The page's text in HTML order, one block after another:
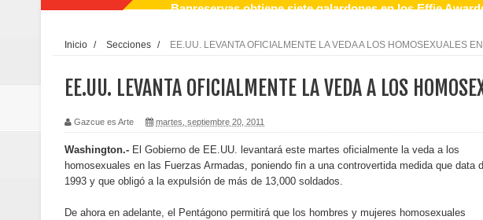
Banreservas recibe nuevamente la máxima
Estable
Juan Luis Guerra se acompaña del coro “Más que
de los Centroamericanos y del Caribe
Oscar Abreu cuestiona la interrupción del Premio
Inicio / Secciones / EE.UU. LEVANTA OFICIALMENTE LA VEDA A LOS HOMOSEXUALES
EE.UU. LEVANTA OFICIALMENTE LA VEDA A LOS
Gazcue es Arte martes, septiembre 20, 2011
Washington.- El Gobierno de EE.UU. levantará este martes oficialmente la veda a los
homosexuales en las Fuerzas Armadas, poniendo fin a una controvertida medida que data
1993 y que obligó a la expulsión de más de 13,000 soldados.
De ahora en adelante, el Pentágono permitirá que los hombres y mujeres homosexuales